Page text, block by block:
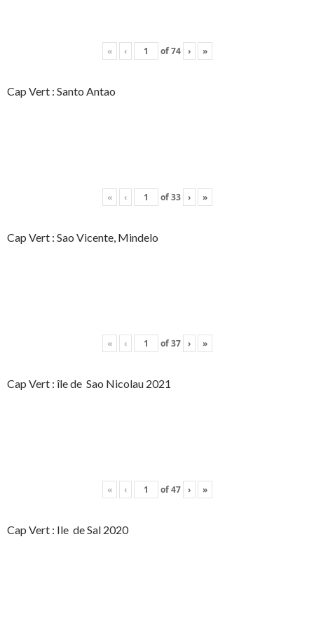
« ‹ of74 › »
Cap Vert : Santo Antao
« ‹ of33 › »
Cap Vert : Sao Vicente, Mindelo
« ‹ of37 › »
Cap Vert : île de Sao Nicolau 2021
« ‹ of47 › »
Cap Vert : Ile de Sal 2020